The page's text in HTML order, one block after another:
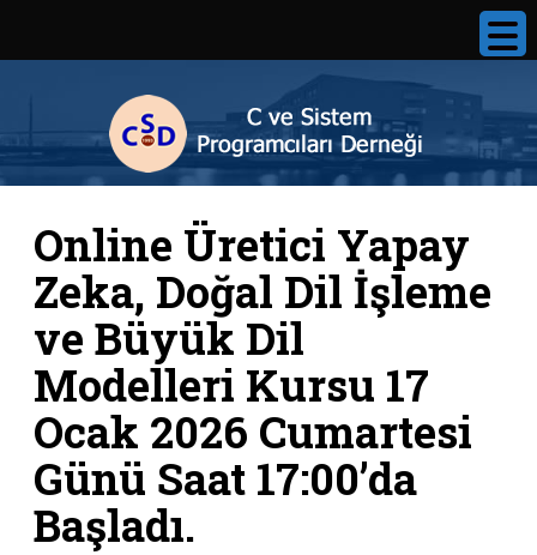
Online Üretici Yapay
Zeka, Doğal Dil İşleme
ve Büyük Dil
Modelleri Kursu 17
Ocak 2026 Cumartesi
Günü Saat 17:00’da
Başladı.